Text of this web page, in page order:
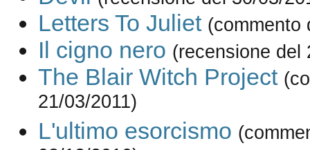
Letters To Juliet (commento
Il cigno nero (recensione del
The Blair Witch Project
21/03/2011)
L'ultimo esorcismo